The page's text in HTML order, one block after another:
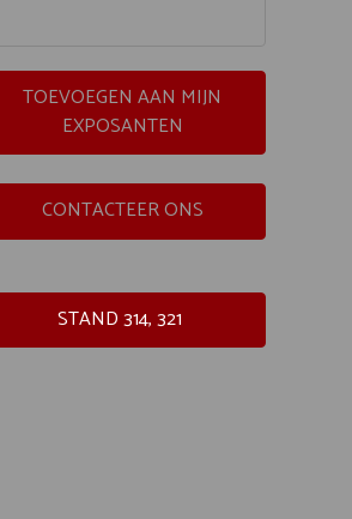
TOEVOEGEN AAN MIJN
EXPOSANTEN
CONTACTEER ONS
STAND 314, 321